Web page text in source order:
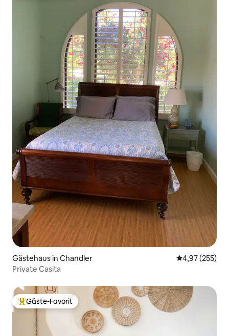
Gästehaus in Chandler
4,97 (255)
Private Casita
Beliebter Gäste-Favorit.
Gäste-Favorit